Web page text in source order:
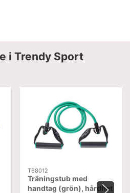
i Trendy Sport
T68012
Träningstub med
handtag (grön), hårdhet